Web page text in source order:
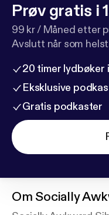
Prøv gratis i
99 kr / Måned etter
Avslutt når som
20 timer lydbøker
Eksklusive
Gratis podkaster
Om Socially